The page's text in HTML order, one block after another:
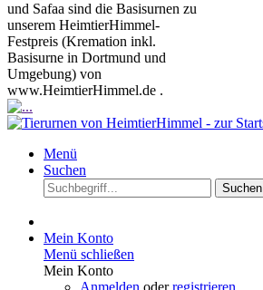
und Safaa sind die Basisurnen zu
unserem HeimtierHimmel-
Festpreis (Kremation inkl.
Basisurne in Dortmund und
Umgebung) von
www.HeimtierHimmel.de .
Menü
Suchen
Suchen
Mein Konto
Menü schließen
Mein Konto
Anmelden oderregistrieren